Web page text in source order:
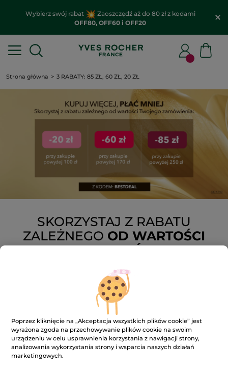
Wybierz swój rabat
Zaoszczędź aż do 80 zł z kodami
OFF80, OFF60 i OFF20
Strona główna 3 RABATY: 85 ZŁ, 60 ZŁ, 20 ZŁ
SKORZYSTAJ Z RABATU
ZALEŻNEGO OD WARTOŚCI
TWOJEGO ZAMÓWIENIA:
przy zakupie powyżej 250 zł
przy zakupie powyżej 170 zł
przy zakupie powyżej 100 zł
Z KODEM: BESTDEAL
Poprzez kliknięcie na „Akceptacja wszystkich plików cookie” jest
wyrażona zgoda na przechowywanie plików cookie na swoim
urządzeniu w celu usprawnienia korzystania z nawigacji strony,
analizowania wykorzystania strony i wsparcia naszych działań
marketingowych.